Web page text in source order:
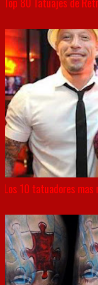
Los 10 tatuadores mas